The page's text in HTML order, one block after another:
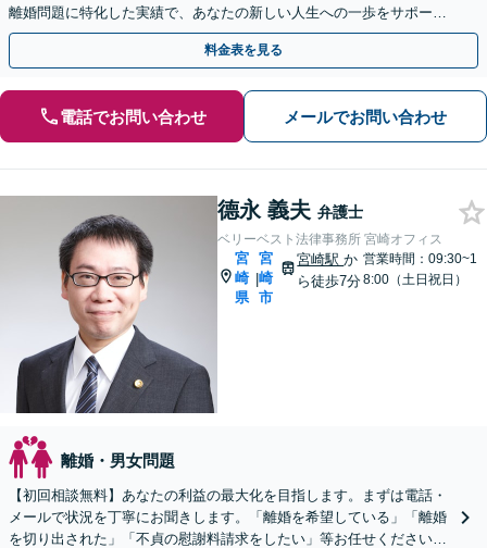
離婚問題に特化した実績で、あなたの新しい人生への一歩をサポート
します。毅然とした対応で、正当な権利を守り抜きます。
料金表を見る
電話でお問い合わせ メールでお問い合わせ
德永 義夫 弁護士
ベリーベスト法律事務所 宮崎オフィス
宮
崎
県
|
宮
崎
市
宮崎駅か
ら徒歩7分
営業時間：09:30~1
8:00（土日祝日）
離婚・男女問題
【初回相談無料】あなたの利益の最大化を目指します。まずは電話・
メールで状況を丁寧にお聞きします。「離婚を希望している」「離婚
を切り出された」「不貞の慰謝料請求をしたい」等お任せください。